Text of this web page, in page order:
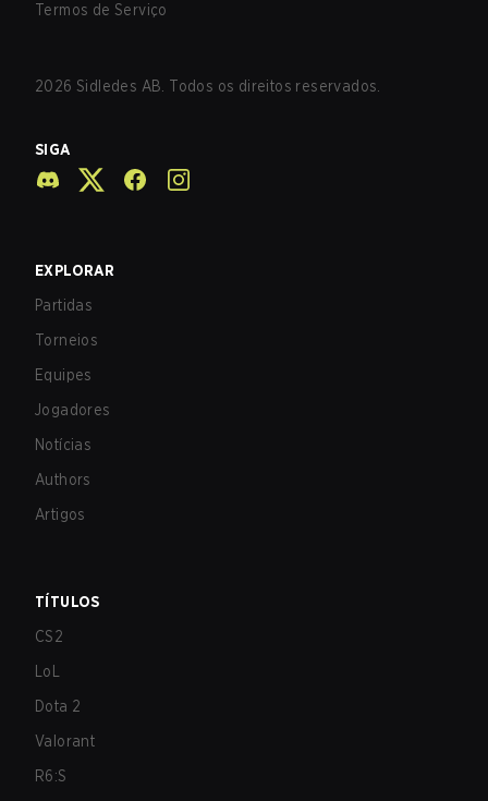
Termos de Serviço
2026 Sidledes AB. Todos os direitos reservados.
SIGA
EXPLORAR
Partidas
Torneios
Equipes
Jogadores
Notícias
Authors
Artigos
TÍTULOS
CS2
LoL
Dota 2
Valorant
R6:S